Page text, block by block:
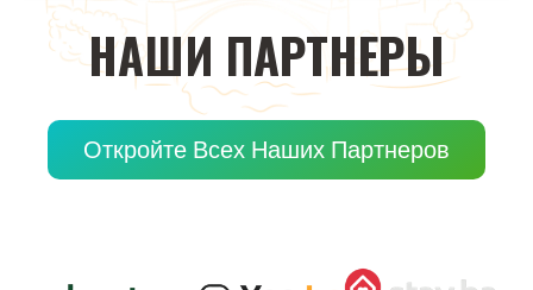
НАШИ ПАРТНЕРЫ
Откройте Всех Наших Партнеров